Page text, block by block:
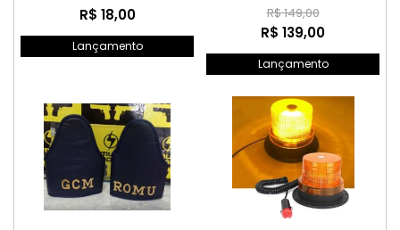
R$ 18,00
Lançamento
R$ 149,00
R$ 139,00
Lançamento